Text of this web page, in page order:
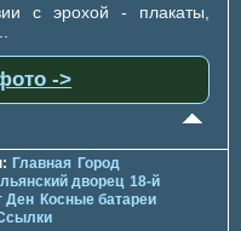
с эрохой - плакаты,
->
Главная Город
дворец 18-й
Ден Косные батареи